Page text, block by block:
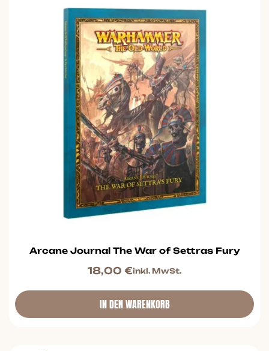
Arcane Journal The War of Settras Fury
18,00 €inkl. MwSt.
IN DEN WARENKORB